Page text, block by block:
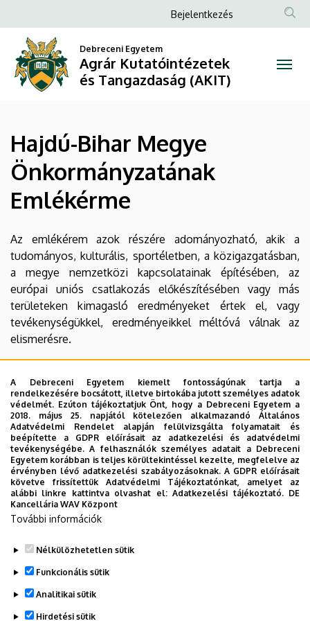
Bihar
Megye
Önkormányzatának
Emlékérme
Agrár
Kutatóintézetek
és
Tangazdaság
(AKIT)
a
tartalomra
Anonim
fiók
menüje
Bejelentkezés
Debreceni Egyetem
Agrár Kutatóintézetek
és Tangazdaság (AKIT)
Hajdú-Bihar Megye
Önkormányzatának
Emlékérme
Az emlékérem azok részére adományozható, akik a
tudományos, kulturális, sportéletben, a közigazgatásban,
a megye nemzetközi kapcsolatainak építésében, az
európai uniós csatlakozás előkészítésében vagy más
területeken kimagasló eredményeket értek el, vagy
tevékenységükkel, eredményeikkel méltóvá válnak az
elismerésre.
Beosztás: egyetemi
docens
Szervezet:Agrárgazdasági
és Vidékfejlesztési Kar
Adományozás éve:
Legutóbbi frissítés: 2023. 03. 06. 16:13
A Debreceni Egyetem kiemelt fontosságúnak tartja a
rendelkezésére bocsátott, illetve birtokába jutott személyes adatok
védelmét. Ezúton tájékoztatjuk Önt, hogy a Debreceni Egyetem a
2018. május 25. napjától kötelezően alkalmazandó Általános
Adatvédelmi Rendelet alapján felülvizsgálta folyamatait és
beépítette a GDPR előírásait az adatkezelési és adatvédelmi
tevékenységébe. A felhasználók személyes adatait a Debreceni
Egyetem korábban is teljes körültekintéssel kezelte, megfelelve az
érvényben lévő adatkezelési szabályozásoknak. A GDPR előírásait
követve frissítettük Adatvédelmi Tájékoztatónkat, amelyet az
alábbi linkre kattintva olvashat el:Adatkezelési tájékoztató. DE
Kancellária WAV Központ
További információk
Nélkülözhetetlen sütik
Funkcionális sütik
Analitikai sütik
Hirdetési sütik